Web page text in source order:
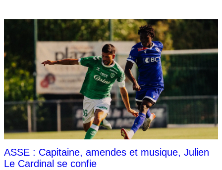
ASSE : Capitaine, amendes et musique, Julien
Le Cardinal se confie